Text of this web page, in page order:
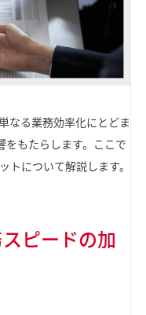
なる業務効率化にとどま
をもたらします。ここで
トについて解説します。
ピードの加